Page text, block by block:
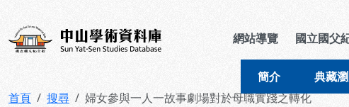
中山學術資料庫 網站導覽 國立國父
簡介 典藏
首頁 搜尋 婦女參與一人一故事劇場對於母職實踐之轉化